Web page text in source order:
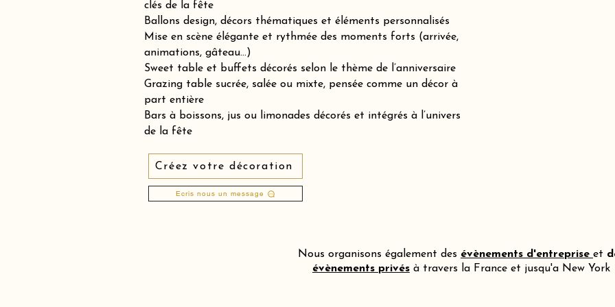
clés de la fête
Ballons design, décors thématiques et éléments personnalisés
Mise en scène élégante et rythmée des moments forts (arrivée,
animations, gâteau…)
Sweet table et buffets décorés selon le thème de l’anniversaire
Grazing table sucrée, salée ou mixte, pensée comme un décor à
part entière
Bars à boissons, jus ou limonades décorés et intégrés à l’univers
de la fête
Créez votre décoration
Ecris nous un message
Nous organisons également des évènements d'entreprise et
évènements privés à travers la France et jusqu'a New York